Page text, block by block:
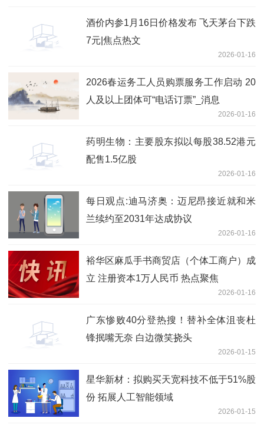
酒价内参1月16日价格发布 飞天茅台下跌
7元|焦点热文
2026-01-16
2026春运务工人员购票服务工作启动 20
人及以上团体可“电话订票”_消息
2026-01-16
药明生物：主要股东拟以每股38.52港元
配售1.5亿股
2026-01-16
每日观点:迪马济奥：迈尼昂接近就和米
兰续约至2031年达成协议
2026-01-16
裕华区麻瓜手书商贸店（个体工商户）成
立 注册资本1万人民币 热点聚焦
2026-01-16
广东惨败40分登热搜！替补全体沮丧杜
锋抿嘴无奈 白边微笑挠头
2026-01-15
星华新材：拟购买天宽科技不低于51%股
份 拓展人工智能领域
2026-01-15